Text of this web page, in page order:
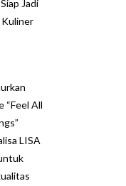
Jadi
“Feel All
LISA